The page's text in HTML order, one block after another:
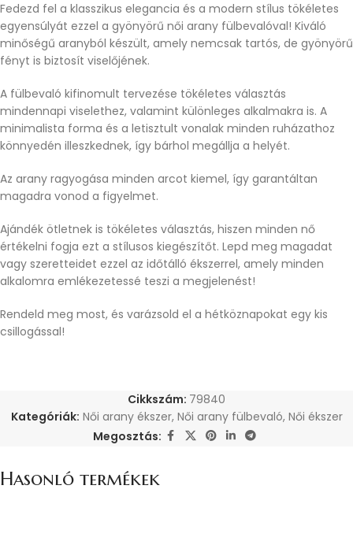
Fedezd fel a klasszikus elegancia és a modern stílus tökéletes
egyensúlyát ezzel a gyönyörű női arany fülbevalóval! Kiváló
minőségű aranyból készült, amely nemcsak tartós, de gyönyörű
fényt is biztosít viselőjének.
A fülbevaló kifinomult tervezése tökéletes választás
mindennapi viselethez, valamint különleges alkalmakra is. A
minimalista forma és a letisztult vonalak minden ruházathoz
könnyedén illeszkednek, így bárhol megállja a helyét.
Az arany ragyogása minden arcot kiemel, így garantáltan
magadra vonod a figyelmet.
Ajándék ötletnek is tökéletes választás, hiszen minden nő
értékelni fogja ezt a stílusos kiegészítőt. Lepd meg magadat
vagy szeretteidet ezzel az időtálló ékszerrel, amely minden
alkalomra emlékezetessé teszi a megjelenést!
Rendeld meg most, és varázsold el a hétköznapokat egy kis
csillogással!
Cikkszám: 79840
Kategóriák: Női arany ékszer, Női arany fülbevaló, Női ékszer
Megosztás:
Hasonló termékek